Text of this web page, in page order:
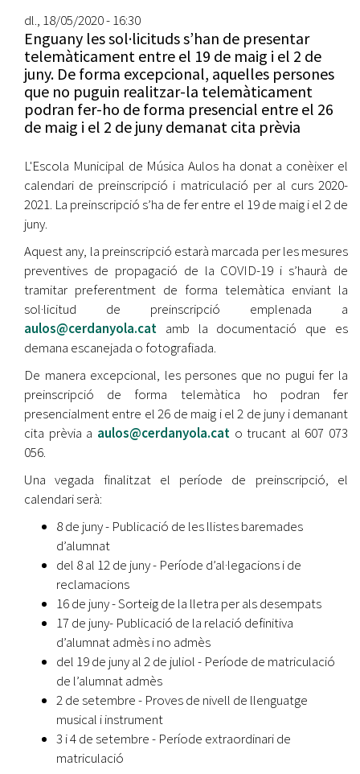
dl., 18/05/2020 - 16:30
Enguany les sol·licituds s’han de presentar
telemàticament entre el 19 de maig i el 2 de
juny. De forma excepcional, aquelles persones
que no puguin realitzar-la telemàticament
podran fer-ho de forma presencial entre el 26
de maig i el 2 de juny demanat cita prèvia
L'Escola Municipal de Música Aulos ha donat a conèixer el
calendari de preinscripció i matriculació per al curs 2020-
2021. La preinscripció s’ha de fer entre el 19 de maig i el 2 de
juny.
Aquest any, la preinscripció estarà marcada per les mesures
preventives de propagació de la COVID-19 i s’haurà de
tramitar preferentment de forma telemàtica enviant la
sol·licitud de preinscripció emplenada a
aulos@cerdanyola.cat amb la documentació que es
demana escanejada o fotografiada.
De manera excepcional, les persones que no pugui fer la
preinscripció de forma telemàtica ho podran fer
presencialment entre el 26 de maig i el 2 de juny i demanant
cita prèvia a aulos@cerdanyola.cato trucant al 607 073
056.
Una vegada finalitzat el període de preinscripció, el
calendari serà:
8 de juny - Publicació de les llistes baremades
d’alumnat
del 8 al 12 de juny - Període d’al·legacions i de
reclamacions
16 de juny - Sorteig de la lletra per als desempats
17 de juny- Publicació de la relació definitiva
d’alumnat admès i no admès
del 19 de juny al 2 de juliol - Període de matriculació
de l’alumnat admès
2 de setembre - Proves de nivell de llenguatge
musical i instrument
3 i 4 de setembre - Període extraordinari de
matriculació